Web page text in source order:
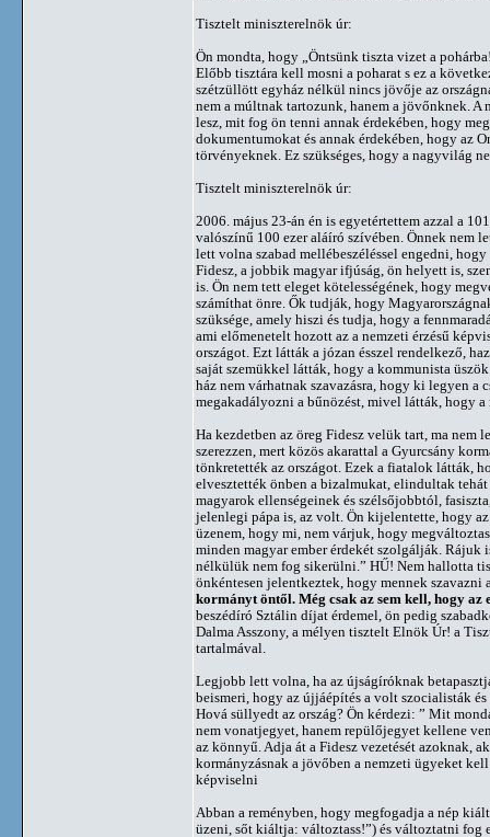
Tisztelt miniszterelnök úr:
Ön mondta, hogy „Öntsünk tiszta vizet a
Előbb tisztára kell mosni a poharat s ez a
szétzüllött egyház nélkül nincs jövője az
nem a múltnak tartozunk, hanem a jövőnknek. A
lesz, mit fog ön tenni annak érdekében, hogy
dokumentumokat és annak érdekében, hogy az
törvényeknek. Ez szükséges, hogy a nagyvilág
Tisztelt miniszterelnök úr:
2006. május 23-án én is egyetértettem azzal a
valószínű 100 ezer aláíró szívében. Önnek nem
lett volna szabad mellébeszéléssel engedni,
Fidesz, a jobbik magyar ifjúság, ön helyett is,
is. Ön nem tett eleget kötelességének, hogy
számíthat önre. Ők tudják, hogy
szüksége, amely hiszi és tudja, hogy a
ami előmenetelt hozott az a nemzeti érzésű
országot. Ezt látták a józan ésszel rendelkező,
saját szemükkel látták, hogy a kommunista
ház nem várhatnak szavazásra, hogy ki legyen
megakadályozni a bűnözést, mivel látták, hogy a
Ha kezdetben az öreg Fidesz velük tart, ma nem
szerezzen, mert közös akarattal a Gyurcsány
tönkretették az országot. Ezek a fiatalok látták,
elvesztették önben a bizalmukat, elindultak tehát
magyarok ellenségeinek és szélsőjobbtól,
jelenlegi pápa is, az volt. Ön kijelentette, hogy
üzenem, hogy mi, nem várjuk, hogy
minden magyar ember érdekét szolgálják.
nélkülük nem fog sikerülni.” HŰ! Nem hallotta
önkéntesen jelentkeztek, hogy mennek szavazni
kormányt öntől. Még csak az sem kell, hogy
beszédíró Sztálin díjat érdemel, ön pedig
Dalma Asszony, a mélyen tisztelt Elnök Úr! a
tartalmával.
Legjobb lett volna, ha az újságíróknak
beismeri, hogy az újjáépítés a volt szocialisták
Hová süllyedt az ország? Ön kérdezi: ” Mit
nem vonatjegyet, hanem repülőjegyet kellene
az könnyű. Adja át a Fidesz vezetését azoknak,
kormányzásnak a jövőben a nemzeti ügyeket
képviselni
Abban a reményben, hogy megfogadja a nép
üzeni, sőt kiáltja: változtass!”) és változtatni fog